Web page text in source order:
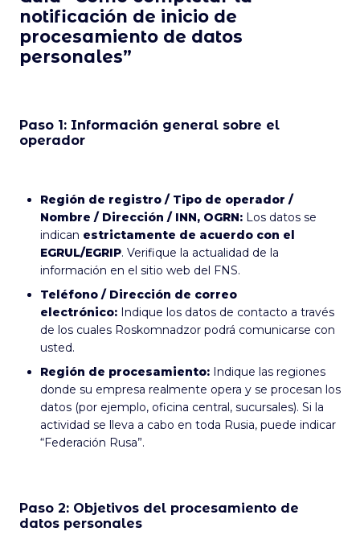
notificación de inicio de
procesamiento de datos
personales”
Paso 1: Información general sobre el
operador
Región de registro / Tipo de operador /
Nombre / Dirección / INN, OGRN: Los datos se
indican estrictamente de acuerdo con el
EGRUL/EGRIP. Verifique la actualidad de la
información en el sitio web del FNS.
Teléfono / Dirección de correo
electrónico: Indique los datos de contacto a través
de los cuales Roskomnadzor podrá comunicarse con
usted.
Región de procesamiento: Indique las regiones
donde su empresa realmente opera y se procesan los
datos (por ejemplo, oficina central, sucursales). Si la
actividad se lleva a cabo en toda Rusia, puede indicar
“Federación Rusa”.
Paso 2: Objetivos del procesamiento de
datos personales